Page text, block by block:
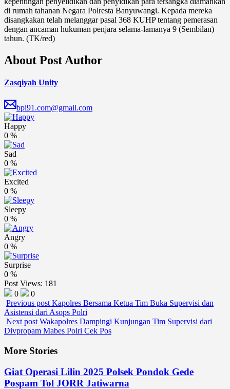
di rumah tahanan Negara Polresta Banyuwangi. Kepada mereka
disangkakan telah melanggar pasal 368 KUHP tentang pemerasan
dengan ancaman hukuman penjara selama-lamanya 9 (Sembilan)
tahun. (TK/red)
About Post Author
Zasqiyah Unity
bpi91.com@gmail.com
Happy
0 %
Sad
0 %
Excited
0 %
Sleepy
0 %
Angry
0 %
Surprise
0 %
Post Views: 181
0
0
Previous post Kapolres Bersama Ketua Tim Buka Supervisi dan
Asistensi dari Asops Polri
Next post Wakapolres Dampingi Kunjungan Tim Supervisi dari
Divpropam Mabes Polri Cek Pos
More Stories
Giat Operasi Lilin 2025 Polsek Pondok Gede
Pospam Tol JORR Jatiwarna